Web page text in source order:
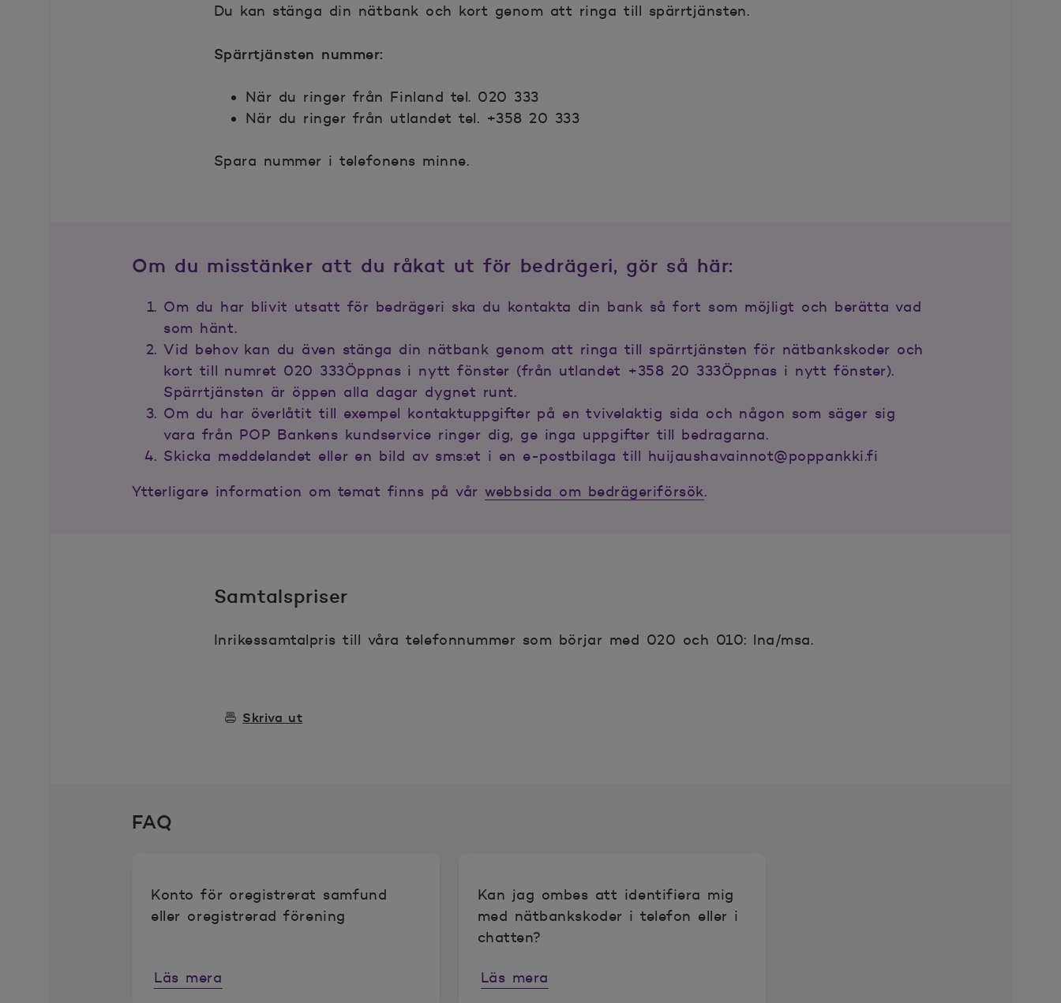
Du kan stänga din nätbank och kort genom att ringa till spärrtjänsten.
Spärrtjänsten nummer:
När du ringer från Finland tel. 020 333
När du ringer från utlandet tel. +358 20 333
Spara nummer i telefonens minne.
Om du misstänker att du råkat ut för bedrägeri, gör så här:
Om du har blivit utsatt för bedrägeri ska du kontakta din bank så fort som möjligt och berätta vad
som hänt.
Vid behov kan du även stänga din nätbank genom att ringa till spärrtjänsten för nätbankskoder och
kort till numret 020 333Öppnas i nytt fönster (från utlandet +358 20 333Öppnas i nytt fönster).
Spärrtjänsten är öppen alla dagar dygnet runt.
Om du har överlåtit till exempel kontaktuppgifter på en tvivelaktig sida och någon som säger sig
vara från POP Bankens kundservice ringer dig, ge inga uppgifter till bedragarna.
Skicka meddelandet eller en bild av sms:et i en e-postbilaga till huijaushavainnot@poppankki.fi
Ytterligare information om temat finns på vårwebbsida om bedrägeriförsök.
Samtalspriser
Inrikessamtalpris till våra telefonnummer som börjar med 020 och 010: lna/msa.
Skriva ut
FAQ
Konto för oregistrerat samfund
eller oregistrerad förening
Läs mera
Kan jag ombes att identifiera mig
med nätbankskoder i telefon eller i
chatten?
Läs mera